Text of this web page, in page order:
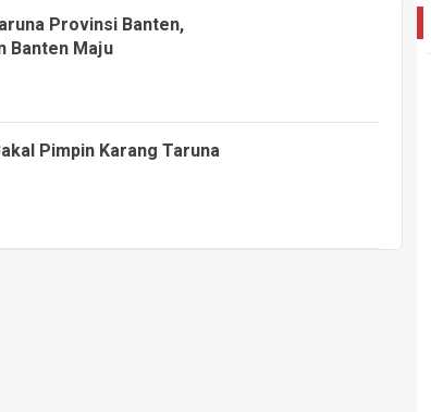
Provinsi Banten,
Banten Maju
Pimpin Karang Taruna